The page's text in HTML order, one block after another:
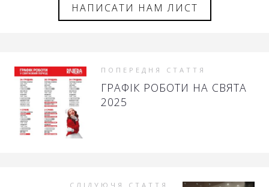
НАПИСАТИ НАМ ЛИСТ
ПОПЕРЕДНЯ СТАТТЯ
ГРАФІК РОБОТИ НА СВЯТА
2025
СЛІДУЮЧЯ СТАТТЯ